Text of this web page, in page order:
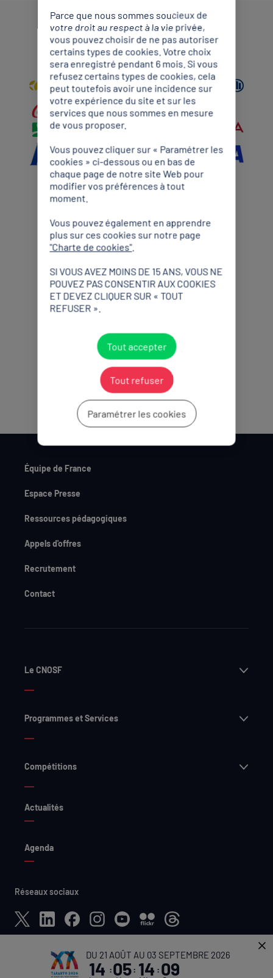
Partenaires Mondiaux
Partenaires Officiels
Équipe de France
Espace Presse
Ressources pédagogiques
Appels d'offres
Recrutement
Contact
Le CNOSF
Programmes et Services
Compétitions
Actualités
Agenda
Réseaux sociaux
X LinkedInFacebookInstagramYouTubeFlickr Threads
Accessibilité
Conditions Générales d'Utilisation
Charte des Cookies
Politique de confidentialité
DU 21 AOÛT AU 03 SEPTEMBRE 2026
14 :05: 14 : 09
Parce que nous sommes soucieux de
votre droit au respect à la vie privée,
vous pouvez choisir de ne pas autoriser
certains types de cookies. Votre choix
sera enregistré pendant 6 mois. Si vous
refusez certains types de cookies, cela
peut toutefois avoir une incidence sur
votre expérience du site et sur les
services que nous sommes en mesure
de vous proposer.
Vous pouvez cliquer sur « Paramétrer les
cookies » ci-dessous ou en bas de
chaque page de notre site Web pour
modifier vos préférences à tout
moment.
Vous pouvez également en apprendre
plus sur ces cookies sur notre page
"Charte de cookies".
SI VOUS AVEZ MOINS DE 15 ANS, VOUS NE
POUVEZ PAS CONSENTIR AUX COOKIES
ET DEVEZ CLIQUER SUR « TOUT
REFUSER ».
Tout accepter
Tout refuser
Paramétrer les cookies